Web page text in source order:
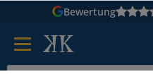
Bewertung